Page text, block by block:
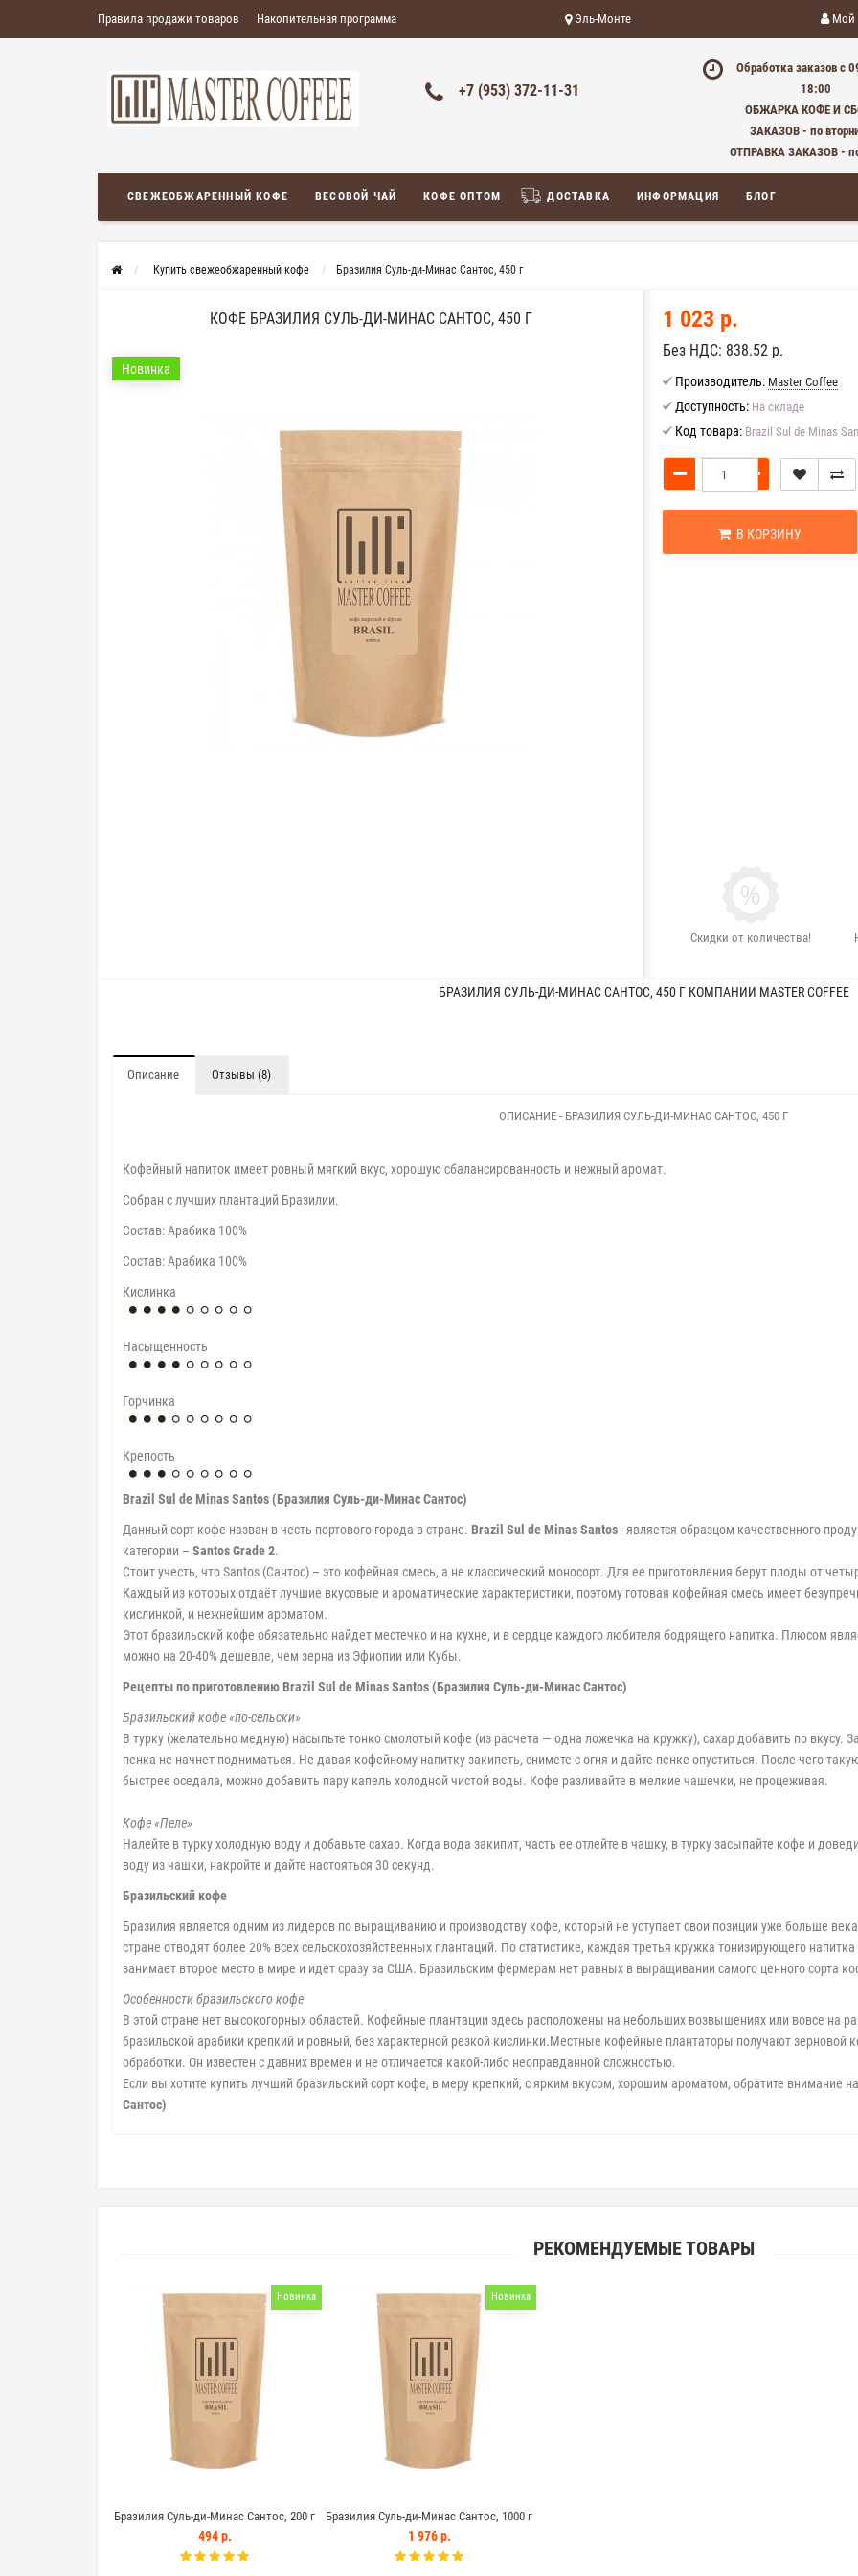
Правила продажи товаров Накопительная программа Эль-Монте Мой
+7 (953) 372-11-31
Обработка заказов с
18:00
ОБЖАРКА КОФЕ И
ЗАКАЗОВ - по
ОТПРАВКА ЗАКАЗОВ -
СВЕЖЕОБЖАРЕННЫЙ КОФЕ ВЕСОВОЙ ЧАЙ КОФЕ ОПТОМ ДОСТАВКА ИНФОРМАЦИЯ БЛОГ
Купить свежеобжаренный кофе Бразилия Суль-ди-Минас Сантос, 450 г
КОФЕ БРАЗИЛИЯ СУЛЬ-ДИ-МИНАС САНТОС, 450 Г
Новинка
1 023 р.
Без НДС: 838.52 р.
Производитель: Master Coffee
Доступность: На складе
Код товара: Brazil Sul de Minas
В КОРЗИНУ
Скидки от количества!
БРАЗИЛИЯ СУЛЬ-ДИ-МИНАС САНТОС, 450 Г КОМПАНИИ MASTER COFFEE
Описание Отзывы (8)
ОПИСАНИЕ - БРАЗИЛИЯ СУЛЬ-ДИ-МИНАС САНТОС, 450 Г
Кофейный напиток имеет ровный мягкий вкус, хорошую сбалансированность и нежный аромат.
Собран с лучших плантаций Бразилии.
Cостав: Арабика 100%
Cостав: Арабика 100%
Кислинка
Насыщенность
Горчинка
Крепость
Brazil Sul de Minas Santos (Бразилия Суль-ди-Минас Сантос)
Данный сорт кофе назван в честь портового города в стране. Brazil Sul de Minas Santos- является образцом качественного
категории – Santos Grade 2.
Стоит учесть, что Santos (Сантос) – это кофейная смесь, а не классический моносорт. Для ее приготовления берут плоды от
Каждый из которых отдаёт лучшие вкусовые и ароматические характеристики, поэтому готовая кофейная смесь имеет
кислинкой, и нежнейшим ароматом.
Этот бразильский кофе обязательно найдет местечко и на кухне, и в сердце каждого любителя бодрящего напитка. Плюсом
можно на 20-40% дешевле, чем зерна из Эфиопии или Кубы.
Рецепты по приготовлению Brazil Sul de Minas Santos (Бразилия Суль-ди-Минас Сантос)
Бразильский кофе «по-сельски»
В турку (желательно медную) насыпьте тонко смолотый кофе (из расчета — одна ложечка на кружку), сахар добавить по вкусу.
пенка не начнет подниматься. Не давая кофейному напитку закипеть, снимете с огня и дайте пенке опуститься. После чего
быстрее оседала, можно добавить пару капель холодной чистой воды. Кофе разливайте в мелкие чашечки, не процеживая.
Кофе «Пеле»
Налейте в турку холодную воду и добавьте сахар. Когда вода закипит, часть ее отлейте в чашку, в турку засыпайте кофе и
воду из чашки, накройте и дайте настояться 30 секунд.
Бразильский кофе
Бразилия является одним из лидеров по выращиванию и производству кофе, который не уступает свои позиции уже больше
стране отводят более 20% всех сельскохозяйственных плантаций. По статистике, каждая третья кружка тонизирующего
занимает второе место в мире и идет сразу за США. Бразильским фермерам нет равных в выращивании самого ценного сорта
Особенности бразильского кофе
В этой стране нет высокогорных областей. Кофейные плантации здесь расположены на небольших возвышениях или вовсе на
бразильской арабики крепкий и ровный, без характерной резкой кислинки.Местные кофейные плантаторы получают зерновой
обработки. Он известен с давних времен и не отличается какой-либо неоправданной сложностью.
Если вы хотите купить лучший бразильский сорт кофе, в меру крепкий, с ярким вкусом, хорошим ароматом, обратите внимание
Сантос)
РЕКОМЕНДУЕМЫЕ ТОВАРЫ
Новинка
Бразилия Суль-ди-Минас Сантос, 200 г
494 р.
Новинка
Бразилия Суль-ди-Минас Сантос, 1000 г
1 976 р.